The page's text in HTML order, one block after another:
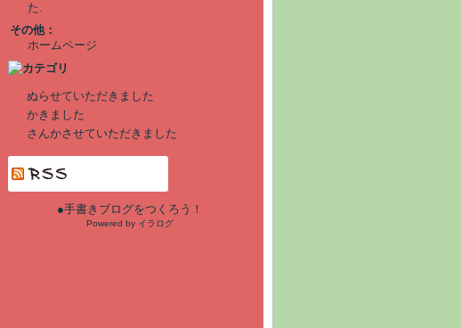
た.
その他：
ホームページ
ぬらせていただきました
かきました
さんかさせていただきました
●手書きブログをつくろう！
Powered by イラログ